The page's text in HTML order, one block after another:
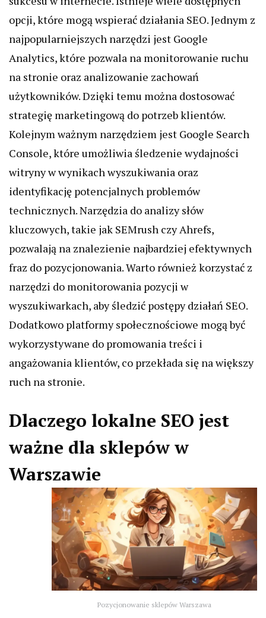
opcji, które mogą wspierać działania SEO. Jednym z
najpopularniejszych narzędzi jest Google
Analytics, które pozwala na monitorowanie ruchu
na stronie oraz analizowanie zachowań
użytkowników. Dzięki temu można dostosować
strategię marketingową do potrzeb klientów.
Kolejnym ważnym narzędziem jest Google Search
Console, które umożliwia śledzenie wydajności
witryny w wynikach wyszukiwania oraz
identyfikację potencjalnych problemów
technicznych. Narzędzia do analizy słów
kluczowych, takie jak SEMrush czy Ahrefs,
pozwalają na znalezienie najbardziej efektywnych
fraz do pozycjonowania. Warto również korzystać z
narzędzi do monitorowania pozycji w
wyszukiwarkach, aby śledzić postępy działań SEO.
Dodatkowo platformy społecznościowe mogą być
wykorzystywane do promowania treści i
angażowania klientów, co przekłada się na większy
ruch na stronie.
Dlaczego lokalne SEO jest
ważne dla sklepów w
Warszawie
Pozycjonowanie sklepów Warszawa